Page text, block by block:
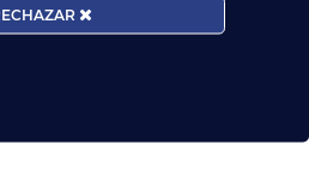
Curso TCP en Madrid